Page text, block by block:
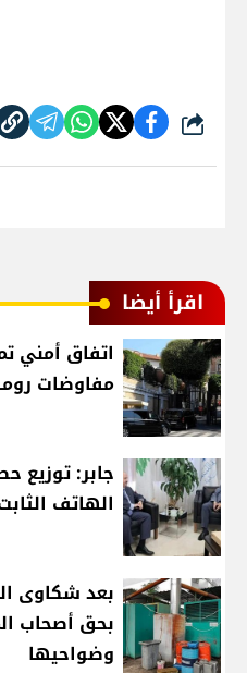
شارك
اقرأ أيضا
اتفاق أمني
مفاوضات
جابر: توزيع
الهاتف
بحق أصحاب
وضواحيها